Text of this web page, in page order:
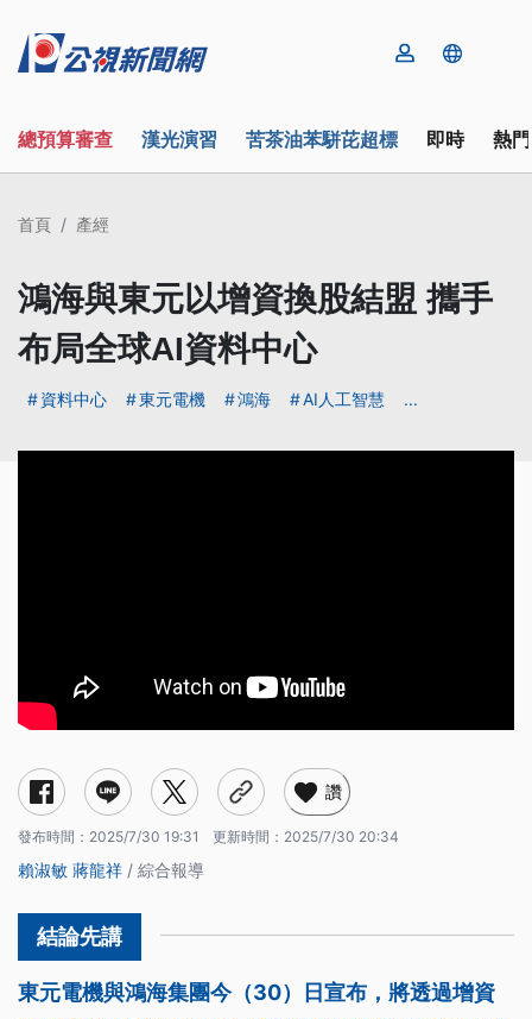
總預算審查 漢光演習 苦茶油苯駢芘超標 即時 熱
首頁 產經
鴻海與東元以增資換股結盟 攜手
布局全球AI資料中心
資料中心 東元電機 鴻海 AI人工智慧 ...
讚
發布時間： 2025/7/30 19:31 更新時間： 2025/7/30 20:34
賴淑敏 蔣龍祥 / 綜合報導
東元電機與鴻海集團今（30）日宣布，將透過增資